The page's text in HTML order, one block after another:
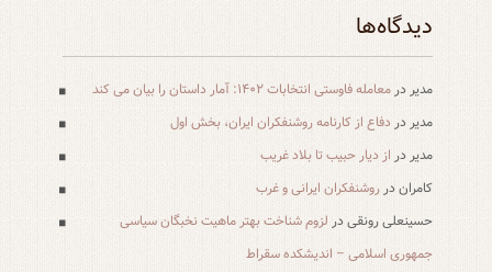
دیدگاه‌ها
مدیردرمعامله فاوستی انتخابات ۱۴۰۲: آمار داستان را بیان می کند
مدیردر دفاع از کارنامه روشنفکران ایران، بخش اول
مدیردر از دیار حبیب تا بلاد غریب
کامراندرروشنفکران ایرانی و غرب
حسینعلی رونقیدر لزوم شناخت بهتر ماهیت نخبگان سیاسی
جمهوری اسلامی – اندیشکده سقراط